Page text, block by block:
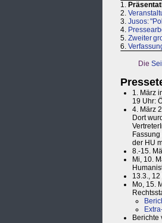
1.
2.
3. Jusos:
4.
5. Zweiter
6.
Die
1. März
19 Uhr:
4. März
Dort
der HU
8.-15.
Mi, 10.
13.3.,
Mo, 15.
Berichte